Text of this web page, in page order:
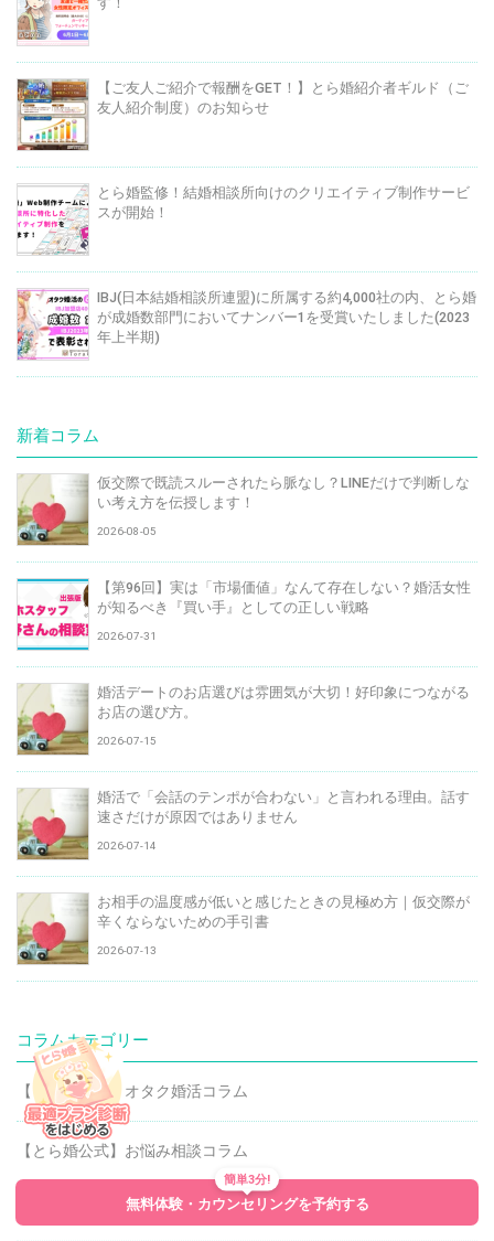
【ご友人ご紹介で報酬をGET！】とら婚紹介者ギルド（ご
友人紹介制度）のお知らせ
とら婚監修！結婚相談所向けのクリエイティブ制作サービ
スが開始！
IBJ(日本結婚相談所連盟)に所属する約4,000社の内、とら婚
が成婚数部門においてナンバー1を受賞いたしました(2023
年上半期)
新着コラム
仮交際で既読スルーされたら脈なし？LINEだけで判断しな
い考え方を伝授します！
2026-08-05
【第96回】実は「市場価値」なんて存在しない？婚活女性
が知るべき『買い手』としての正しい戦略
2026-07-31
婚活デートのお店選びは雰囲気が大切！好印象につながる
お店の選び方。
2026-07-15
婚活で「会話のテンポが合わない」と言われる理由。話す
速さだけが原因ではありません
2026-07-14
お相手の温度感が低いと感じたときの見極め方｜仮交際が
辛くならないための手引書
2026-07-13
コラムカテゴリー
【とら婚公式】オタク婚活コラム
【とら婚公式】お悩み相談コラム
【とら婚公式】婚活・恋愛コラム
簡単3分!
無料体験・カウンセリングを予約する